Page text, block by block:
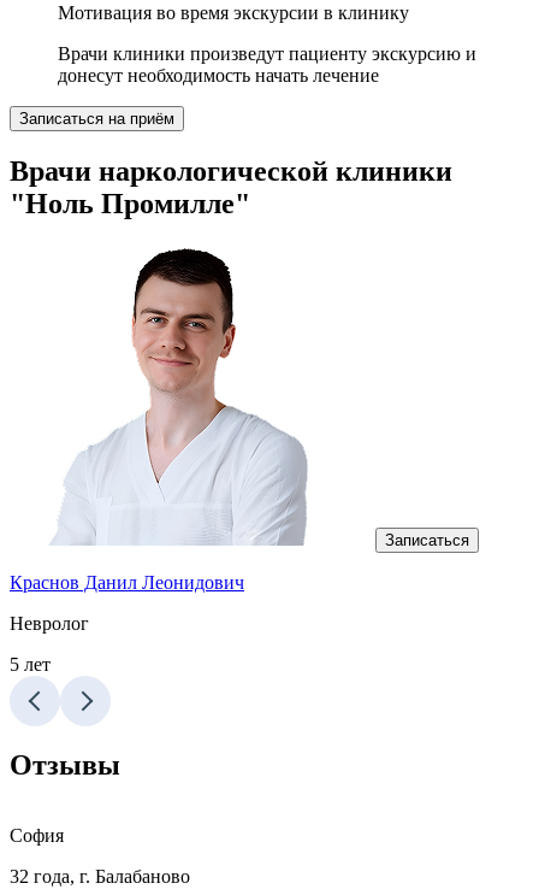
Мотивация во время экскурсии в клинику
Врачи клиники произведут пациенту экскурсию и
донесут необходимость начать лечение
Записаться на приём
Врачи наркологической клиники
"Ноль Промилле"
Записаться
Краснов Данил Леонидович
Невролог
5 лет
Отзывы
София
32 года, г. Балабаново